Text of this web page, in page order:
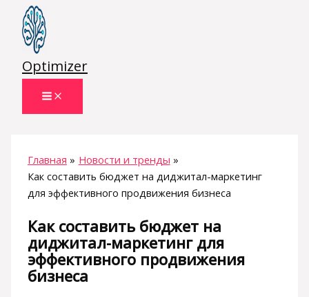
Перейти
содержимому
Optimizer
Главная
Новости и тренды
Как составить бюджет на диджитал-маркетинг
для эффективного продвижения бизнеса
Как составить бюджет на
диджитал-маркетинг для
эффективного продвижения
бизнеса